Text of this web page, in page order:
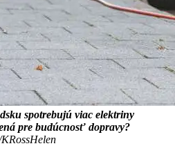
spotrebujú viac elektriny
pre budúcnosť dopravy?